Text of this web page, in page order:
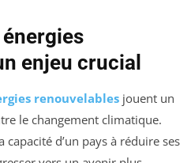
enjeu crucial
renouvelables jouent un
le changement climatique.
d’un pays à réduire ses